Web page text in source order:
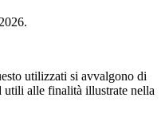
.
utilizzati si avvalgono di
utili alle finalità illustrate nella